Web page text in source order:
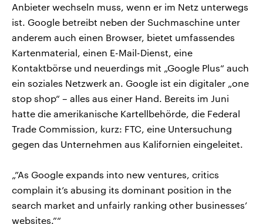
Anbieter wechseln muss, wenn er im Netz unterwegs
ist. Google betreibt neben der Suchmaschine unter
anderem auch einen Browser, bietet umfassendes
Kartenmaterial, einen E-Mail-Dienst, eine
Kontaktbörse und neuerdings mit „Google Plus“ auch
ein soziales Netzwerk an. Google ist ein digitaler „one
stop shop“ – alles aus einer Hand. Bereits im Juni
hatte die amerikanische Kartellbehörde, die Federal
Trade Commission, kurz: FTC, eine Untersuchung
gegen das Unternehmen aus Kalifornien eingeleitet.
„”As Google expands into new ventures, critics
complain it’s abusing its dominant position in the
search market and unfairly ranking other businesses’
websites.”“